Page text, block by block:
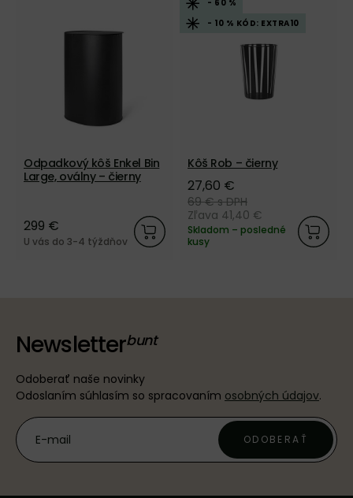
Odpadkový kôš Enkel Bin
Large, oválny – čierny
299 €
U vás do 3-4 týždňov
- 60 %
- 10 % KÓD: EXTRA10
Kôš Rob – čierny
27,60 €
69 €s DPH
Zľava 41,40 €
Skladom – posledné
kusy
Newsletter
Odoberať naše novinky
Odoslaním súhlasím so spracovaním osobných údajov.
ODOBERAŤ